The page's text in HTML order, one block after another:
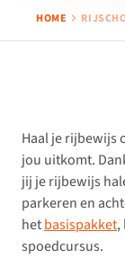
HOME
Haal je rijbewijs
jou uitkomt.
jij je rijbewijs
parkeren en
hetbasispakket,
spoedcursus.